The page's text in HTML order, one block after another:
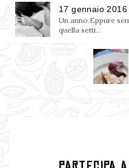
17 gennaio 2016
Un anno.Eppure
quella setti...